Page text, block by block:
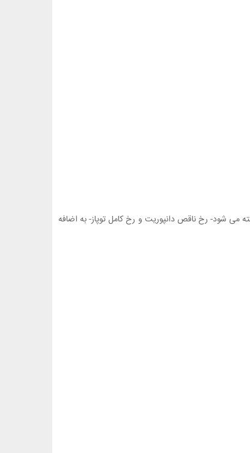
می شود- رخ ناقص دانپوریت و رخ کامل توپاز- به اضافه